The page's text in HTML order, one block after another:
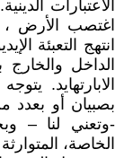
الاعتبارات
اغتصب الأرض
انتهج التعبئة
الداخل
الابارتهايد.
بصبيان أو بعدد
-وتعني لنا –
الخاصة،